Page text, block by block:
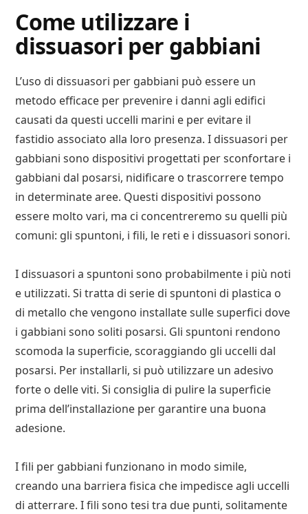
Come utilizzare i
dissuasori per gabbiani
L’uso di dissuasori per gabbiani può essere un
metodo efficace per prevenire i danni agli edifici
causati da questi uccelli marini e per evitare il
fastidio associato alla loro presenza. I dissuasori per
gabbiani sono dispositivi progettati per sconfortare i
gabbiani dal posarsi, nidificare o trascorrere tempo
in determinate aree. Questi dispositivi possono
essere molto vari, ma ci concentreremo su quelli più
comuni: gli spuntoni, i fili, le reti e i dissuasori sonori.
I dissuasori a spuntoni sono probabilmente i più noti
e utilizzati. Si tratta di serie di spuntoni di plastica o
di metallo che vengono installate sulle superfici dove
i gabbiani sono soliti posarsi. Gli spuntoni rendono
scomoda la superficie, scoraggiando gli uccelli dal
posarsi. Per installarli, si può utilizzare un adesivo
forte o delle viti. Si consiglia di pulire la superficie
prima dell’installazione per garantire una buona
adesione.
I fili per gabbiani funzionano in modo simile,
creando una barriera fisica che impedisce agli uccelli
di atterrare. I fili sono tesi tra due punti, solitamente